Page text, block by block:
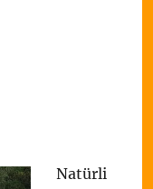
Natürli